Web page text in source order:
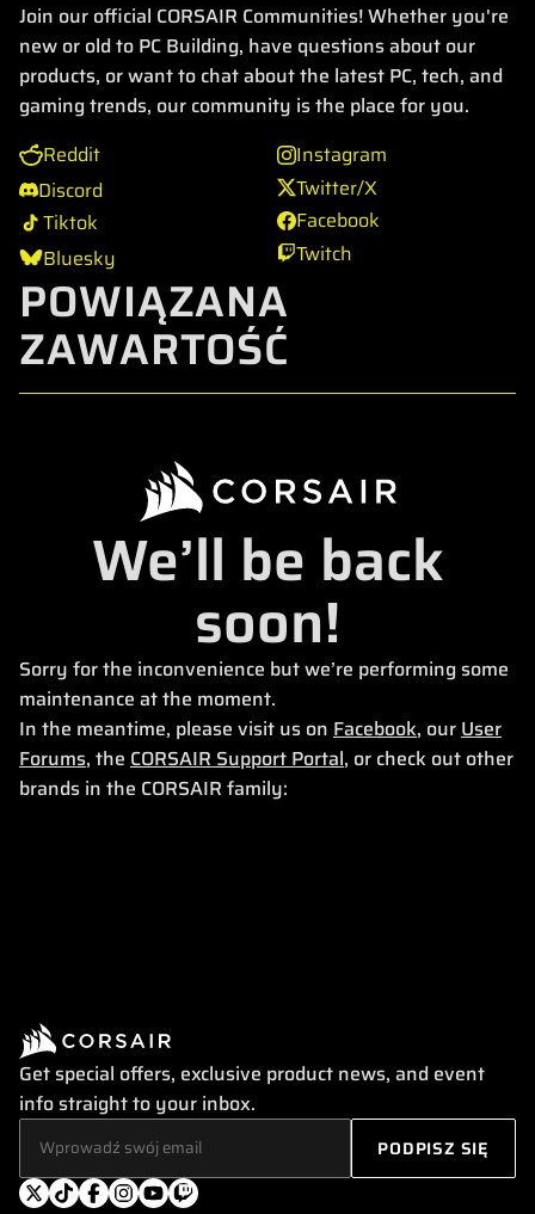
Join our official CORSAIR Communities! Whether you're
new or old to PC Building, have questions about our
products, or want to chat about the latest PC, tech, and
gaming trends, our community is the place for you.
Reddit
Discord
Tiktok
Bluesky
Instagram
Twitter/X
Facebook
Twitch
POWIĄZANA
ZAWARTOŚĆ
We’ll be back
soon!
Sorry for the inconvenience but we’re performing some
maintenance at the moment.
In the meantime, please visit us on Facebook, our User
Forums, the CORSAIR Support Portal, or check out other
brands in the CORSAIR family:
Get special offers, exclusive product news, and event
info straight to your inbox.